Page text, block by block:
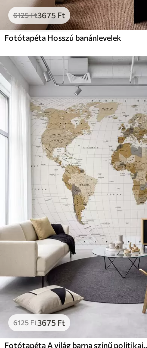
6125Ft3675 Ft
Fotótapéta Hosszú banánlevelek
6125Ft3675 Ft